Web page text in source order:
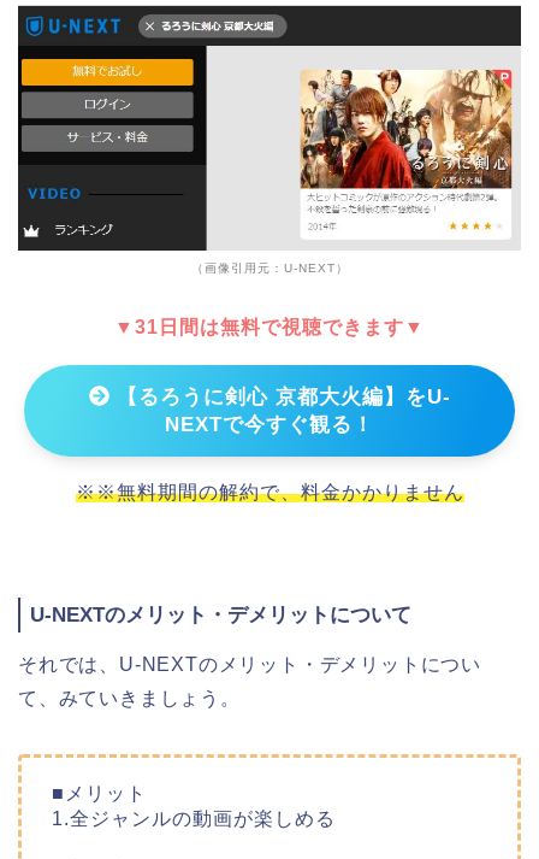
（画像引用元：U-NEXT）
▼31日間は無料で視聴できます▼
【るろうに剣心 京都大火編】をU-
NEXTで今すぐ観る！
※※無料期間の解約で、料金かかりません
U-NEXTのメリット・デメリットについて
それでは、U-NEXTのメリット・デメリットについ
て、みていきましょう。
■メリット
1.全ジャンルの動画が楽しめる